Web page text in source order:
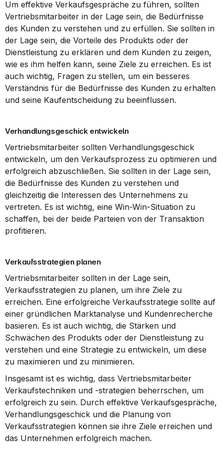
Um effektive Verkaufsgespräche zu führen, sollten
Vertriebsmitarbeiter in der Lage sein, die Bedürfnisse
des Kunden zu verstehen und zu erfüllen. Sie sollten in
der Lage sein, die Vorteile des Produkts oder der
Dienstleistung zu erklären und dem Kunden zu zeigen,
wie es ihm helfen kann, seine Ziele zu erreichen. Es ist
auch wichtig, Fragen zu stellen, um ein besseres
Verständnis für die Bedürfnisse des Kunden zu erhalten
und seine Kaufentscheidung zu beeinflussen.
Verhandlungsgeschick entwickeln
Vertriebsmitarbeiter sollten Verhandlungsgeschick
entwickeln, um den Verkaufsprozess zu optimieren und
erfolgreich abzuschließen. Sie sollten in der Lage sein,
die Bedürfnisse des Kunden zu verstehen und
gleichzeitig die Interessen des Unternehmens zu
vertreten. Es ist wichtig, eine Win-Win-Situation zu
schaffen, bei der beide Parteien von der Transaktion
profitieren.
Verkaufsstrategien planen
Vertriebsmitarbeiter sollten in der Lage sein,
Verkaufsstrategien zu planen, um ihre Ziele zu
erreichen. Eine erfolgreiche Verkaufsstrategie sollte auf
einer gründlichen Marktanalyse und Kundenrecherche
basieren. Es ist auch wichtig, die Stärken und
Schwächen des Produkts oder der Dienstleistung zu
verstehen und eine Strategie zu entwickeln, um diese
zu maximieren und zu minimieren.
Insgesamt ist es wichtig, dass Vertriebsmitarbeiter
Verkaufstechniken und -strategien beherrschen, um
erfolgreich zu sein. Durch effektive Verkaufsgespräche,
Verhandlungsgeschick und die Planung von
Verkaufsstrategien können sie ihre Ziele erreichen und
das Unternehmen erfolgreich machen.